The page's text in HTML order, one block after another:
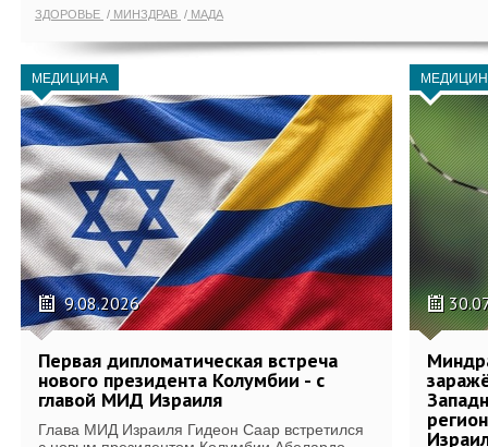
ЗДОРОВЬЕ МИНЗДРАВ МАДА
МЕДИЦИНА
9.08.2026
Первая дипломатическая встреча
нового президента Колумбии - с
главой МИД Израиля
Глава МИД Израиля Гидеон Саар встретился